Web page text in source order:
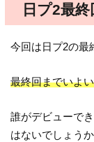
日プ2最
今回は日プ2の最
最終回までいよ
誰がデビューで
はないでしょう